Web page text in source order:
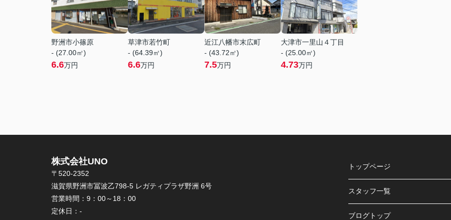
野洲市小篠原
- (27.00㎡)
6.6万円
草津市若竹町
- (64.39㎡)
6.6万円
近江八幡市末広町
- (43.72㎡)
7.5万円
大津市一里山４丁目
- (25.00㎡)
4.73万円
株式会社UNO
〒520-2352
滋賀県野洲市冨波乙798-5 レガティプラザ野洲 6号
営業時間： 9：00～18：00
定休日： -
トップページ
スタッフ一覧
ブログトップ